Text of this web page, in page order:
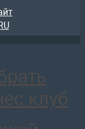
клуб